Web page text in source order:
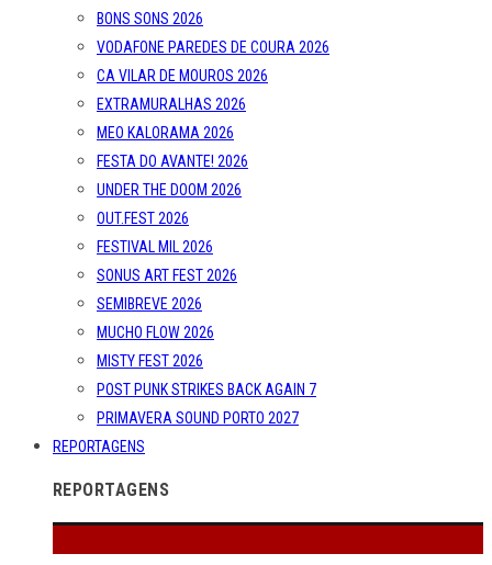
BONS SONS 2026
VODAFONE PAREDES DE COURA 2026
CA VILAR DE MOUROS 2026
EXTRAMURALHAS 2026
MEO KALORAMA 2026
FESTA DO AVANTE! 2026
UNDER THE DOOM 2026
OUT.FEST 2026
FESTIVAL MIL 2026
SONUS ART FEST 2026
SEMIBREVE 2026
MUCHO FLOW 2026
MISTY FEST 2026
POST PUNK STRIKES BACK AGAIN 7
PRIMAVERA SOUND PORTO 2027
REPORTAGENS
REPORTAGENS